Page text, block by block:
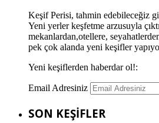
Keşif Perisi, tahmin edebileceğiz
Yeni yerler keşfetme arzusuyla
mekanlardan,otellere,
pek çok alanda yeni keşifler
Yeni keşiflerden haberdar ol!:
Email Adresiniz
SON KEŞİFLER